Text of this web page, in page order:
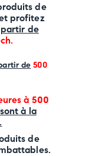
de
profitez
partir de
.
de 500
à 500
à la
de